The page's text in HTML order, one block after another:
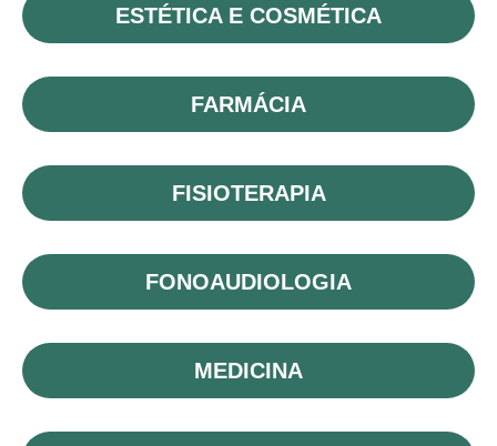
ESTÉTICA E COSMÉTICA
FARMÁCIA
FISIOTERAPIA
FONOAUDIOLOGIA
MEDICINA